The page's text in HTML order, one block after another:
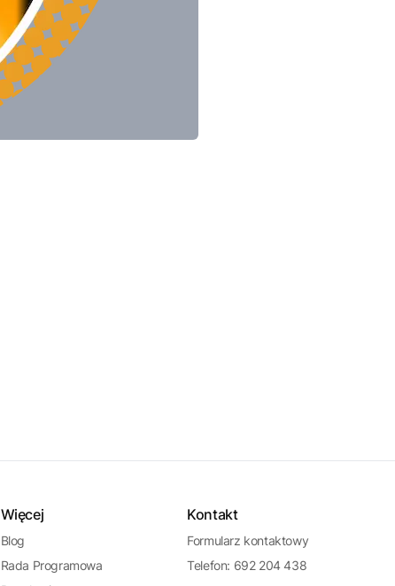
Więcej
Blog
Rada Programowa
Kontakt
Formularz kontaktowy
Telefon: 692 204 438